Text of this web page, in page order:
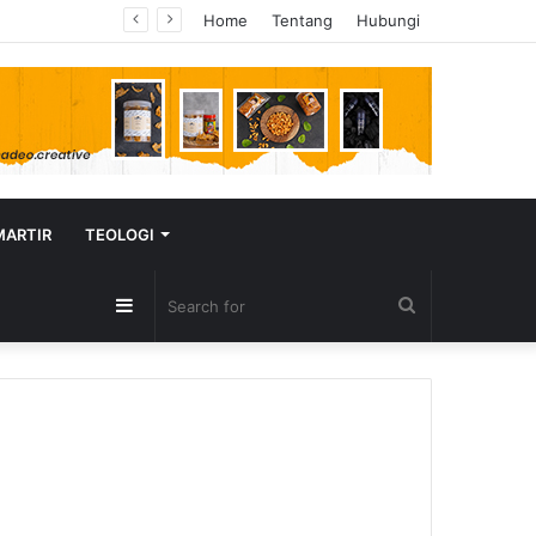
Home Tentang Hubungi
TEOLOGI
for
Sidebar